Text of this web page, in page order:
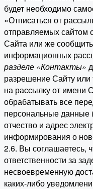
будет необходимо
«Отписаться от
отправляемых сайтом
Сайта или же
информационных
разделе «Контакты»
разрешение Сайту
на рассылку от имени
обрабатывать все
персональные
отчество и адрес
информирования о
2.6. Вы соглашаетесь,
ответственности за
несвоевременную
каких-либо